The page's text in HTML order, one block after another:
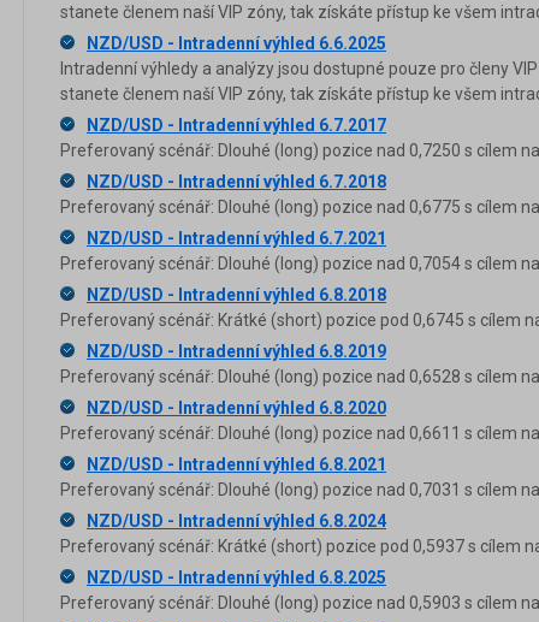
stanete členem naší VIP zóny, tak získáte přístup ke všem
NZD/USD - Intradenní výhled 6.6.2025
Intradenní výhledy a analýzy jsou dostupné pouze pro členy
stanete členem naší VIP zóny, tak získáte přístup ke všem
NZD/USD - Intradenní výhled 6.7.2017
Preferovaný scénář: Dlouhé (long) pozice nad 0,7250 s cílem
NZD/USD - Intradenní výhled 6.7.2018
Preferovaný scénář: Dlouhé (long) pozice nad 0,6775 s cílem
NZD/USD - Intradenní výhled 6.7.2021
Preferovaný scénář: Dlouhé (long) pozice nad 0,7054 s cílem
NZD/USD - Intradenní výhled 6.8.2018
Preferovaný scénář: Krátké (short) pozice pod 0,6745 s cílem
NZD/USD - Intradenní výhled 6.8.2019
Preferovaný scénář: Dlouhé (long) pozice nad 0,6528 s cílem
NZD/USD - Intradenní výhled 6.8.2020
Preferovaný scénář: Dlouhé (long) pozice nad 0,6611 s cílem
NZD/USD - Intradenní výhled 6.8.2021
Preferovaný scénář: Dlouhé (long) pozice nad 0,7031 s cílem
NZD/USD - Intradenní výhled 6.8.2024
Preferovaný scénář: Krátké (short) pozice pod 0,5937 s cílem
NZD/USD - Intradenní výhled 6.8.2025
Preferovaný scénář: Dlouhé (long) pozice nad 0,5903 s cílem